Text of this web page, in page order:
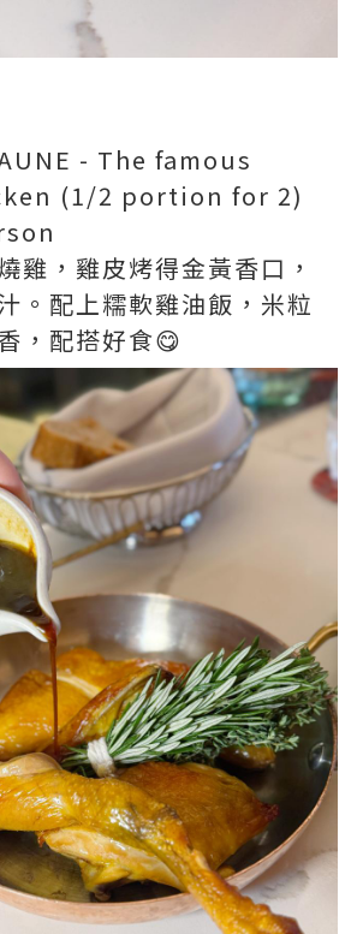
- The famous
(1/2 portion for 2)
雞，雞皮烤得金黃香口，
。配上糯軟雞油飯，米粒
，配搭好食😋